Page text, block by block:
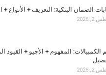
الضمان البنكية: التعريف + الأنواع +
2026
المفهوم + الأچيو + القيود
2026